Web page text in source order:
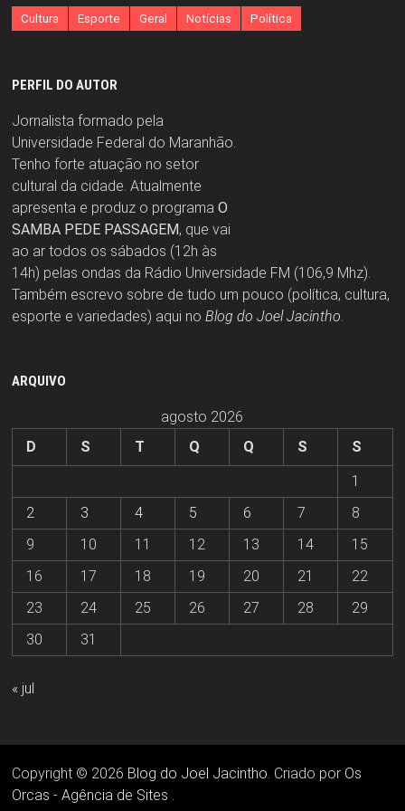
Cultura Esporte Geral Notícias Política
PERFIL DO AUTOR
Jornalista formado pela
Universidade Federal do Maranhão.
Tenho forte atuação no setor
cultural da cidade. Atualmente
apresenta e produz o programa O
SAMBA PEDE PASSAGEM, que vai
ao ar todos os sábados (12h às
14h) pelas ondas da Rádio Universidade FM (106,9 Mhz).
Também escrevo sobre de tudo um pouco (política, cultura,
esporte e variedades) aqui no Blog do Joel Jacintho.
ARQUIVO
agosto 2026
D
S T Q Q S
S
1
2
3 4 5 6 7
8
9
10 11 12 13 14
15
16
17 18 19 20 21
22
23
24 25 26 27 28
29
30
31
« jul
Copyright © 2026 Blog do Joel Jacintho. Criado por Os
Orcas - Agência de Sites .